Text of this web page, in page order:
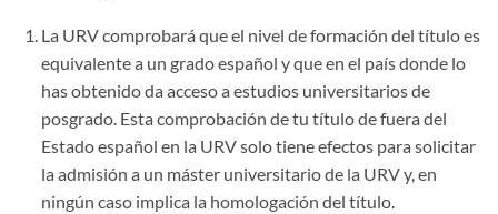
La URV comprobará que el nivel de formación del título es
equivalente a un grado español y que en el país donde lo
has obtenido da acceso a estudios universitarios de
posgrado. Esta comprobación de tu título de fuera del
Estado español en la URV solo tiene efectos para solicitar
la admisión a un máster universitario de la URV y, en
ningún caso implica la homologación del título.